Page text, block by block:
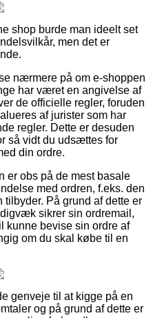
shop burde man ideelt set
men det er
nærmere på om e-shoppen
har været en angivelse af
de officielle regler, foruden
af jurister som har
regler. Dette er desuden
så vidt du udsættes for
din ordre.
er obs på de mest basale
med ordren, f.eks. den
På grund af dette er
sikrer sin ordremail,
kunne bevise sin ordre af
om du skal købe til en
genveje til at kigge på en
og på grund af dette er